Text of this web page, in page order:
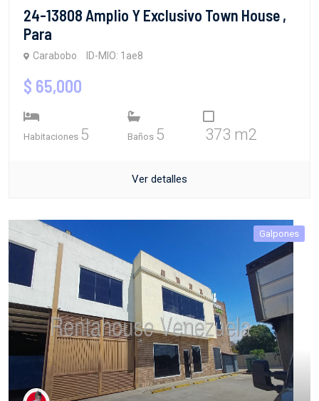
24-13808 Amplio Y Exclusivo Town House ,
Para
Carabobo ID-MIO: 1ae8
$ 65,000
Habitaciones 5 Baños 5 373 m2
Ver detalles
Galpones